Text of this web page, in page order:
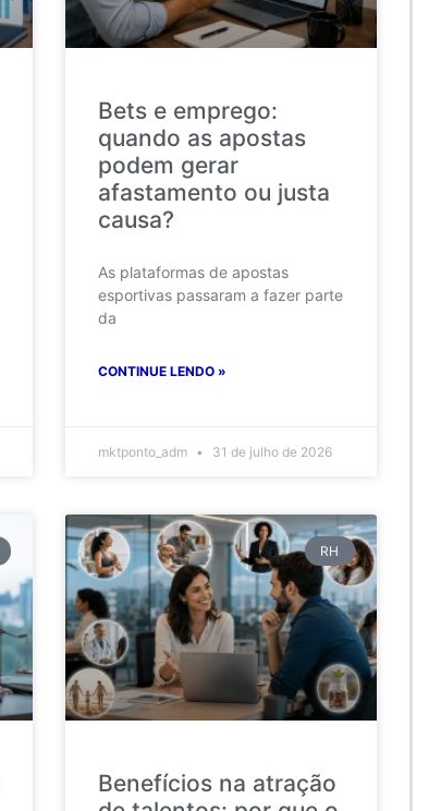
Bets e emprego:
quando as apostas
podem gerar
afastamento ou justa
causa?
As plataformas de apostas
esportivas passaram a fazer parte
da
CONTINUE LENDO »
mktponto_adm 31 de julho de 2026
RH
Benefícios na atração